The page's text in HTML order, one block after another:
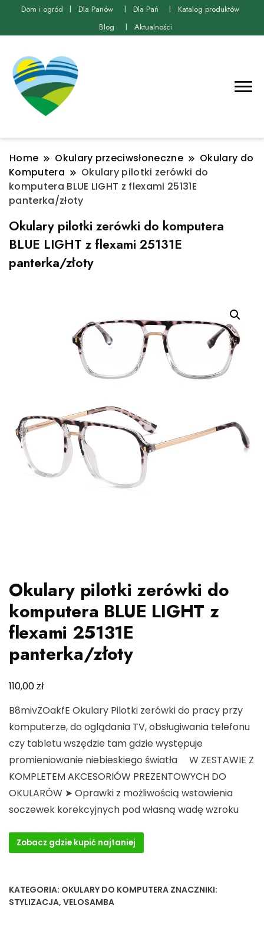
Dom i ogród Dla Panów Dla Pań
Katalog produktów
Blog
Aktualności
Home Okulary przeciwsłoneczne
Okulary do
Komputera
Okulary pilotki zerówki do
komputera BLUE LIGHT z flexami 25131E
panterka/złoty
Okulary pilotki zerówki do komputera
BLUE LIGHT z flexami 25131E
panterka/złoty
Okulary pilotki zerówki do
komputera BLUE LIGHT z
flexami 25131E
panterka/złoty
110,00zł
B8mivZOakfE Okulary Pilotki zerówki do pracy przy
komputerze, do oglądania TV, obsługiwania telefonu
czy tabletu wszędzie tam gdzie występuje
promieniowanie niebieskiego światła ️W ZESTAWIE Z
KOMPLETEM AKCESORIÓW PREZENTOWYCH DO
OKULARÓW️ ➤ Oprawki z możliwością wstawienia
soczewek korekcyjnych pod własną wadę wzroku
Zobacz gdzie kupić najtaniej
KATEGORIA: OKULARY DO KOMPUTERA ZNACZNIKI:
STYLIZACJA, VELOSAMBA